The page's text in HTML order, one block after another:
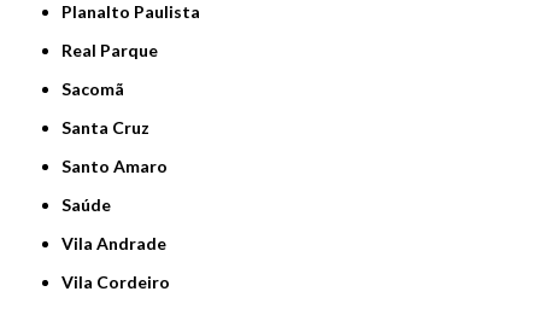
Planalto Paulista
Real Parque
Sacomã
Santa Cruz
Santo Amaro
Saúde
Vila Andrade
Vila Cordeiro